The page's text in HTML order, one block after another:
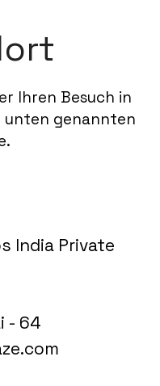
Ihren Besuch in
unten genannten
India Private
- 64